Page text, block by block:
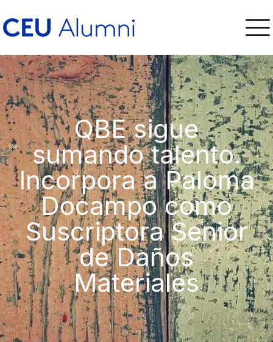
QBE sigue
sumando talento.
Incorpora a Paloma
Docampo como
Suscriptora Senior
de Daños
Materiales